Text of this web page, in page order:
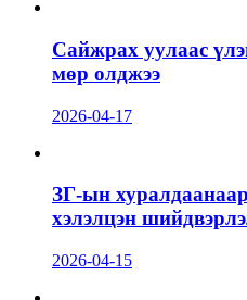
Сайжрах уулаас
мөр олджээ
2026-04-17
ЗГ-ын
хэлэлцэн
2026-04-15